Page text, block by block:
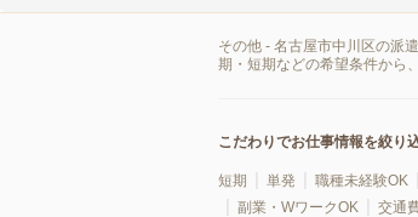
その他 - 名古屋市中川区の派
期・短期などの希望条件から
こだわりでお仕事情報を絞り
短期 単発 職種未経験OK
副業・WワークOK
交通